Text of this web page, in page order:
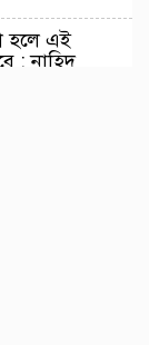
হলে এই
: নাহিদ